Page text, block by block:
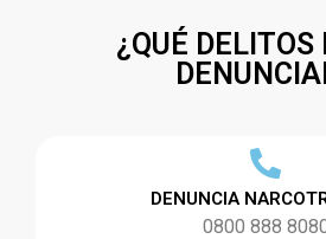
¿QUÉ DELITOS
DENUNCIA
0800 888